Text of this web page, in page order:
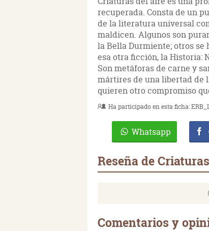
recuperada. Consta de un
de la literatura universal
maldicen. Algunos son
la Bella Durmiente; otros
esa otra ficción, la Historia:
Son metáforas de carne y
mártires de una libertad de
quieren otro compromiso
Ha participado en esta ficha:
Whatsapp
Reseña de
Comentarios y